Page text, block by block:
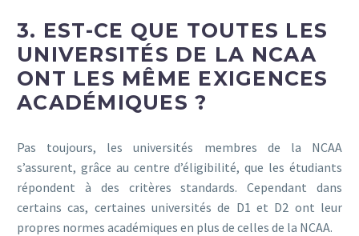
3. EST-CE QUE TOUTES LES
UNIVERSITÉS DE LA NCAA
ONT LES MÊME EXIGENCES
ACADÉMIQUES ?
Pas toujours, les universités membres de la NCAA
s’assurent, grâce au centre d’éligibilité, que les étudiants
répondent à des critères standards. Cependant dans
certains cas, certaines universités de D1 et D2 ont leur
propres normes académiques en plus de celles de la NCAA.